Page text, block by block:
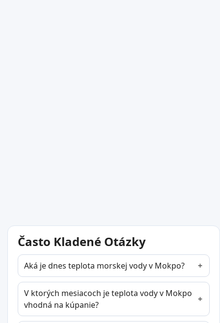
Často Kladené Otázky
Aká je dnes teplota morskej vody v Mokpo?
V ktorých mesiacoch je teplota vody v Mokpo
vhodná na kúpanie?